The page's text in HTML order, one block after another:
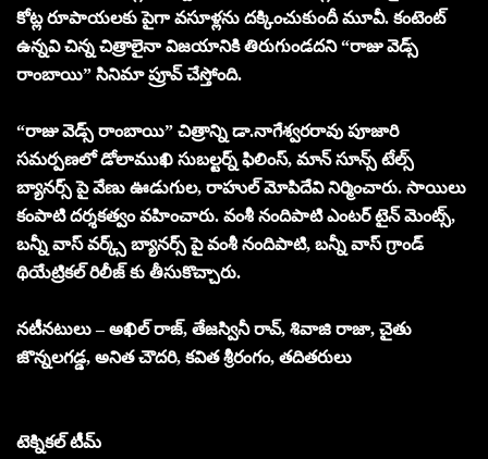
కోట్ల రూపాయలకు పైగా వసూళ్లను దక్కించుకుందీ మూవీ. కంటెంట్
ఉన్నవి చిన్న చిత్రాలైనా విజయానికి తిరుగుండదని “రాజు వెడ్స్
రాంబాయి” సినిమా ప్రూవ్ చేస్తోంది.
“రాజు వెడ్స్ రాంబాయి” చిత్రాన్ని డా.నాగేశ్వరరావు పూజారి
సమర్పణలో డోలాముఖి సుబల్టర్న్ ఫిలింస్, మాన్ సూన్స్ టేల్స్
బ్యానర్స్ పై వేణు ఊడుగుల, రాహుల్ మోపిదేవి నిర్మించారు. సాయిలు
కంపాటి దర్శకత్వం వహించారు. వంశీ నందిపాటి ఎంటర్ టైన్ మెంట్స్,
బన్నీ వాస్ వర్క్స్ బ్యానర్స్ పై వంశీ నందిపాటి, బన్నీ వాస్ గ్రాండ్
థియేట్రికల్ రిలీజ్ కు తీసుకొచ్చారు.
నటీనటులు – అఖిల్ రాజ్, తేజస్వినీ రావ్, శివాజి రాజా, చైతు
జొన్నలగడ్డ, అనిత చౌదరి, కవిత శ్రీరంగం, తదితరులు
టెక్నికల్ టీమ్